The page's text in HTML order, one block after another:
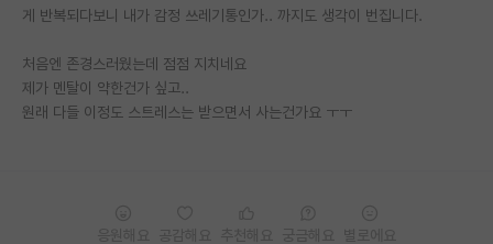
인문사회 계열 게시판
특수/전문대학원 게시판
반도체/AI 게시판
게 반복되다보니 내가 감정 쓰레기통인가.. 까지도 생각이 번집니다.
처음엔 존경스러웠는데 점점 지치네요
제가 멘탈이 약한건가 싶고..
원래 다들 이정도 스트레스는 받으면서 사는건가요 ㅜㅜ